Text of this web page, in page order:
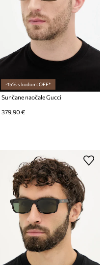
-15% s kodom: OFF*
Sunčane naočale Gucci
379,90 €